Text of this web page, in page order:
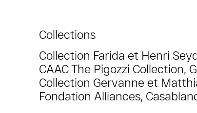
Collections
Collection Farida et Henri
CAAC The Pigozzi Collection,
Collection Gervanne et
Fondation Alliances,